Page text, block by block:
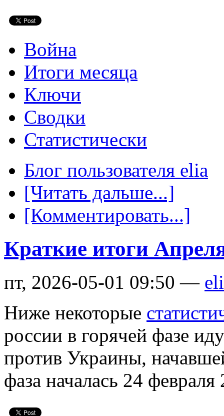
Война
Итоги месяца
Ключи
Сводки
Статистически
Блог пользователя elia
[Читать дальше...]
[Комментировать...]
Краткие итоги
пт, 2026-05-01 09:50 —
Ниже некоторые
россии в горячей фазе
против Украины,
фаза началась 24 февраля